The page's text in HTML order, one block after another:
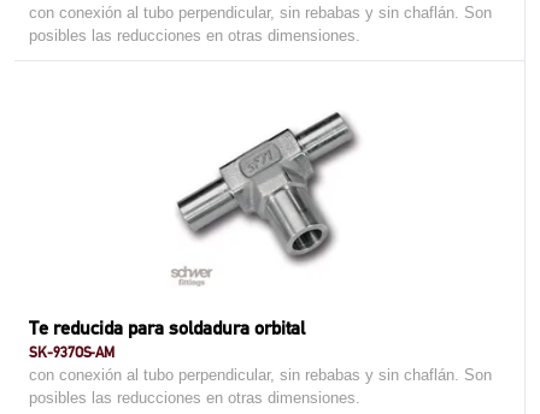
con conexión al tubo perpendicular, sin rebabas y sin chaflán. Son
posibles las reducciones en otras dimensiones.
Te reducida para soldadura orbital
SK-937OS-AM
con conexión al tubo perpendicular, sin rebabas y sin chaflán. Son
posibles las reducciones en otras dimensiones.